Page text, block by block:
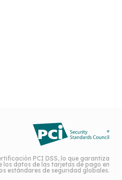
PCI DSS, lo que garantiza
los datos de las tarjetas de pago en
estándares de seguridad globales.